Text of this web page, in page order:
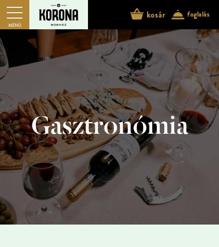
MENÜ
kosár foglalás
Gasztronómia